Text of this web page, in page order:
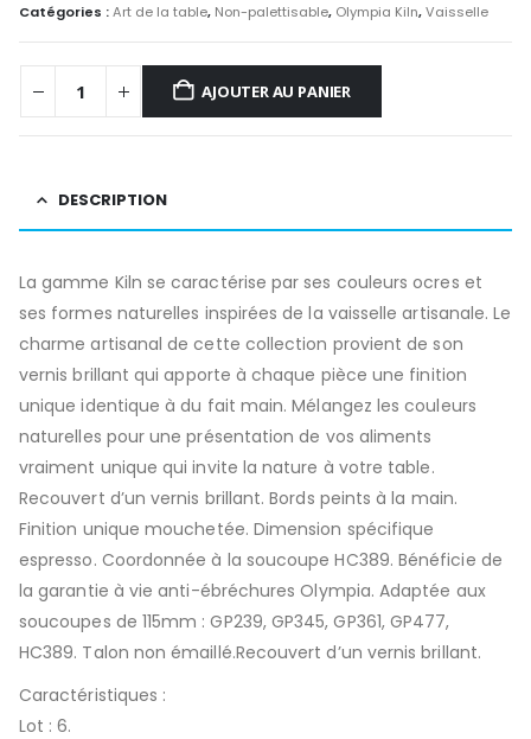
Catégories :Art de la table, Non-palettisable, Olympia Kiln,Vaisselle
AJOUTER AU PANIER
DESCRIPTION
La gamme Kiln se caractérise par ses couleurs ocres et
ses formes naturelles inspirées de la vaisselle artisanale. Le
charme artisanal de cette collection provient de son
vernis brillant qui apporte à chaque pièce une finition
unique identique à du fait main. Mélangez les couleurs
naturelles pour une présentation de vos aliments
vraiment unique qui invite la nature à votre table.
Recouvert d’un vernis brillant. Bords peints à la main.
Finition unique mouchetée. Dimension spécifique
espresso. Coordonnée à la soucoupe HC389. Bénéficie de
la garantie à vie anti-ébréchures Olympia. Adaptée aux
soucoupes de 115mm : GP239, GP345, GP361, GP477,
HC389. Talon non émaillé.Recouvert d’un vernis brillant.
Caractéristiques :
Lot : 6.